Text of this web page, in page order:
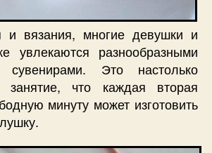
вязания, многие девушки и
увлекаются разнообразными
Это настолько
занятие, что каждая вторая
минуту может изготовить